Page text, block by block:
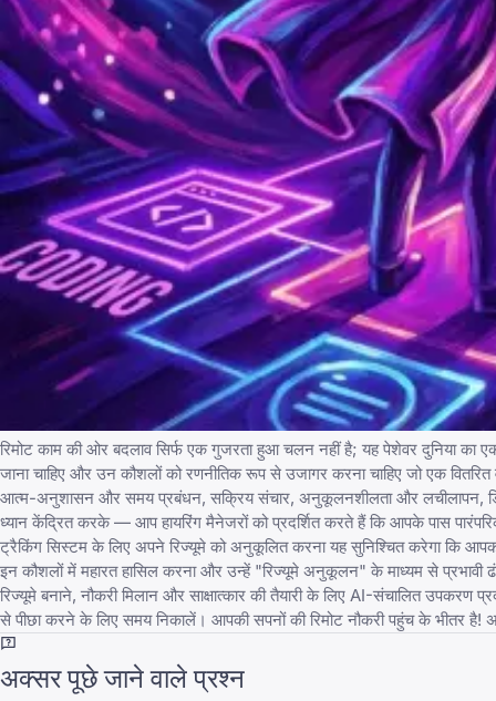
रिमोट काम की ओर बदलाव सिर्फ एक गुजरता हुआ चलन नहीं है; यह पेशेवर दुनिया का
जाना चाहिए और उन कौशलों को रणनीतिक रूप से उजागर करना चाहिए जो एक
आत्म-अनुशासन और समय प्रबंधन, सक्रिय संचार, अनुकूलनशीलता और लचीलापन,
ध्यान केंद्रित करके — आप हायरिंग मैनेजरों को प्रदर्शित करते हैं कि आपके पास
ट्रैकिंग सिस्टम के लिए अपने रिज्यूमे को अनुकूलित करना यह सुनिश्चित करेगा कि
इन कौशलों में महारत हासिल करना और उन्हें "रिज्यूमे अनुकूलन" के माध्यम से
रिज्यूमे बनाने, नौकरी मिलान और साक्षात्कार की तैयारी के लिए AI-संचालित
से पीछा करने के लिए समय निकालें। आपकी सपनों की रिमोट नौकरी पहुंच के भीतर है!
अक्सर पूछे जाने वाले प्रश्न